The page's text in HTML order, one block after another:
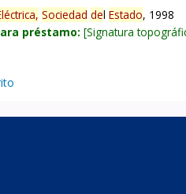
Sociedad delEstado, 1998
préstamo: Signatura